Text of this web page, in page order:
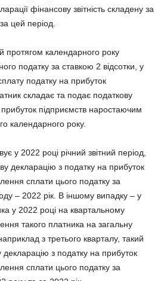
фінансову звітність складену за
цей період.
протягом календарного року
податку за ставкою 2 відсотки, у
податку на прибуток
складає та подає податкову
підприємств наростаючим
календарного року.
у 2022 році річний звітний період,
декларацію з податку на прибуток
сплати цього податку за
– 2022 рік. В іншому випадку – у
у 2022 році на квартальному
такого платника на загальну
з третього кварталу, такий
з податку на прибуток
сплати цього податку за